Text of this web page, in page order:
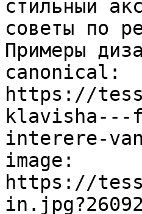
стильный
советы по
Примеры
canonical:
https://
interere-
image:
https://